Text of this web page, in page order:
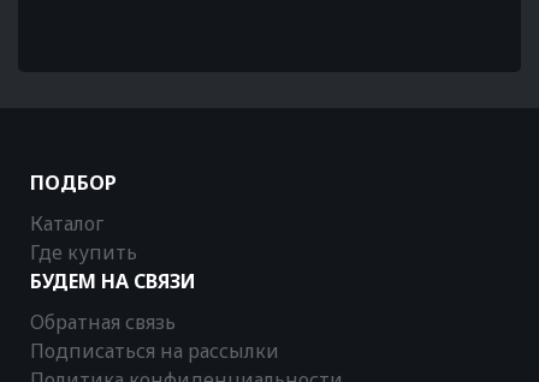
ПОДБОР
Каталог
Где купить
БУДЕМ НА СВЯЗИ
Обратная связь
Подписаться на рассылки